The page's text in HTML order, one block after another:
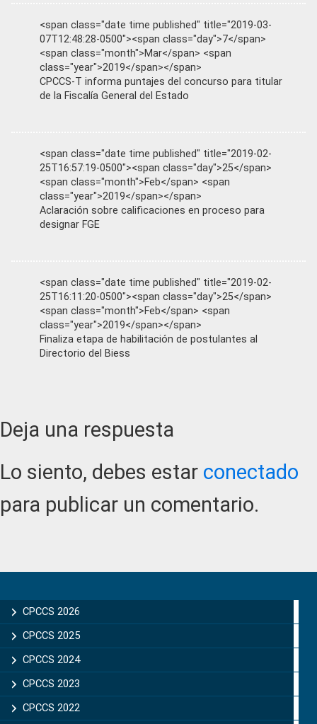
<span class="date time published" title="2019-03-
07T12:48:28-0500"><span class="day">7</span>
<span class="month">Mar</span> <span
class="year">2019</span></span>
CPCCS-T informa puntajes del concurso para titular
de la Fiscalía General del Estado
<span class="date time published" title="2019-02-
25T16:57:19-0500"><span class="day">25</span>
<span class="month">Feb</span> <span
class="year">2019</span></span>
Aclaración sobre calificaciones en proceso para
designar FGE
<span class="date time published" title="2019-02-
25T16:11:20-0500"><span class="day">25</span>
<span class="month">Feb</span> <span
class="year">2019</span></span>
Finaliza etapa de habilitación de postulantes al
Directorio del Biess
Reader
Interactions
Deja una respuesta
Lo siento, debes estar conectado
para publicar un comentario.
Sidebar
CPCCS 2026
CPCCS 2025
CPCCS 2024
CPCCS 2023
CPCCS 2022